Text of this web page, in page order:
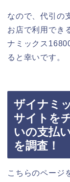
なので、代引の
お店で利用でき
ナミックス
ると幸いです。
ザイナミ
サイトを
いの支払
を調査！
こちらのページ